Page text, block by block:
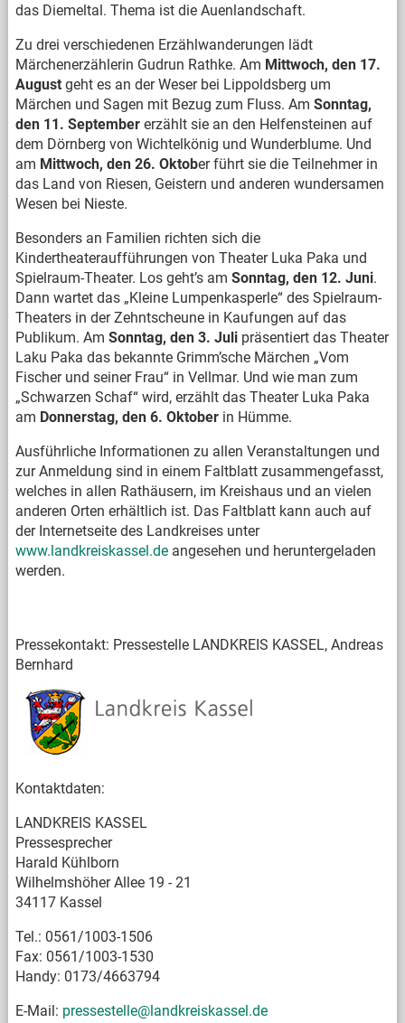
das Diemeltal. Thema ist die Auenlandschaft.
Zu drei verschiedenen Erzählwanderungen lädt
Märchenerzählerin Gudrun Rathke. Am Mittwoch, den 17.
Augustgeht es an der Weser bei Lippoldsberg um
Märchen und Sagen mit Bezug zum Fluss. Am Sonntag,
den 11. Septembererzählt sie an den Helfensteinen auf
dem Dörnberg von Wichtelkönig und Wunderblume. Und
am Mittwoch, den 26. Oktober führt sie die Teilnehmer in
das Land von Riesen, Geistern und anderen wundersamen
Wesen bei Nieste.
Besonders an Familien richten sich die
Kindertheateraufführungen von Theater Luka Paka und
Spielraum-Theater. Los geht’s am Sonntag, den 12. Juni.
Dann wartet das „Kleine Lumpenkasperle“ des Spielraum-
Theaters in der Zehntscheune in Kaufungen auf das
Publikum. Am Sonntag, den 3. Julipräsentiert das Theater
Laku Paka das bekannte Grimm’sche Märchen „Vom
Fischer und seiner Frau“ in Vellmar. Und wie man zum
„Schwarzen Schaf“ wird, erzählt das Theater Luka Paka
am Donnerstag, den 6. Oktoberin Hümme.
Ausführliche Informationen zu allen Veranstaltungen und
zur Anmeldung sind in einem Faltblatt zusammengefasst,
welches in allen Rathäusern, im Kreishaus und an vielen
anderen Orten erhältlich ist. Das Faltblatt kann auch auf
der Internetseite des Landkreises unter
www.landkreiskassel.deangesehen und heruntergeladen
werden.
Pressekontakt: Pressestelle LANDKREIS KASSEL, Andreas
Bernhard
Kontaktdaten:
LANDKREIS KASSEL
Pressesprecher
Harald Kühlborn
Wilhelmshöher Allee 19 - 21
34117 Kassel
Tel.: 0561/1003-1506
Fax: 0561/1003-1530
Handy: 0173/4663794
E-Mail: pressestelle@landkreiskassel.de